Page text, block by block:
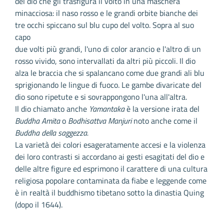
minacciosa: il naso rosso e le grandi orbite bianche dei
tre occhi spiccano sul blu cupo del volto. Sopra al suo
capo
due volti più grandi, l'uno di color arancio e l'altro di un
rosso vivido, sono intervallati da altri più piccoli. Il dio
alza le braccia che si spalancano come due grandi ali blu
sprigionando le lingue di fuoco. Le gambe divaricate del
dio sono ripetute e si sovrappongono l'una all'altra.
Il dio chiamato anche Yamantakaè la versione irata del
Buddha Amitao Bodhisattva Manjurinoto anche come il
Buddha della saggezza.
La varietà dei colori esageratamente accesi e la violenza
dei loro contrasti si accordano ai gesti esagitati del dio e
delle altre figure ed esprimono il carattere di una cultura
religiosa popolare contaminata da fiabe e leggende come
è in realtà il buddhismo tibetano sotto la dinastia Quing
(dopo il 1644).